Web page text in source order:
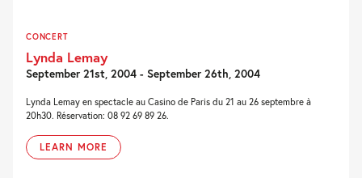
CONCERT
Lynda Lemay
September 21st, 2004 - September 26th, 2004
Lynda Lemay en spectacle au Casino de Paris du 21 au 26 septembre à
20h30. Réservation: 08 92 69 89 26.
LEARN MORE